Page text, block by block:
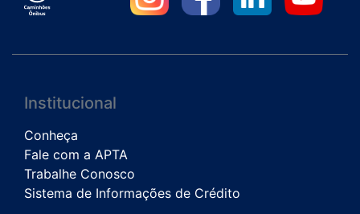
Institucional
Conheça
Fale com a APTA
Trabalhe Conosco
Sistema de Informações de Crédito